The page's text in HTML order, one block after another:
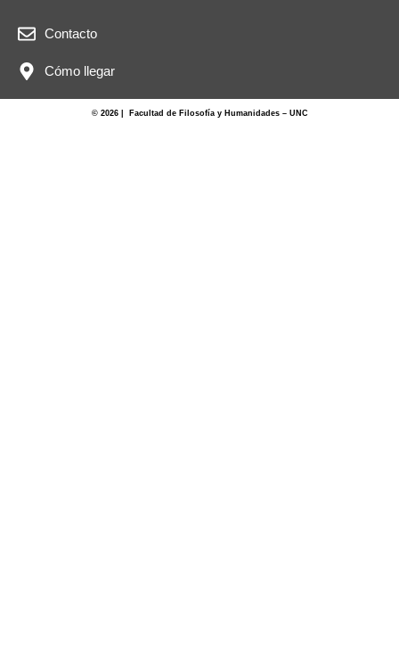
Contacto
Cómo llegar
© 2026 | Facultad de Filosofía y Humanidades – UNC